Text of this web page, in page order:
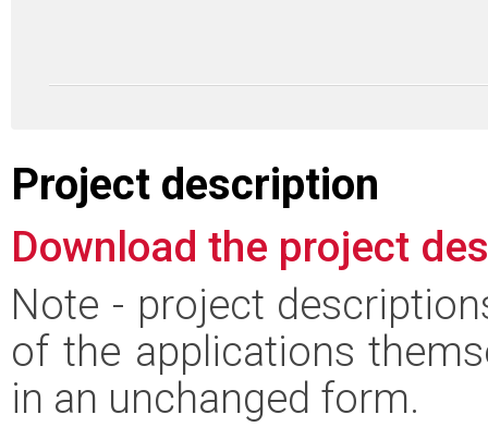
Project description
Download the project
Note - project
of the applications
in an unchanged form.